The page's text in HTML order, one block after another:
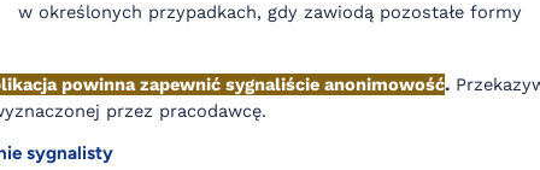
w określonych przypadkach, gdy zawiodą pozostałe formy
powinna zapewnić sygnaliście anonimowość.
przez pracodawcę.
sygnalisty